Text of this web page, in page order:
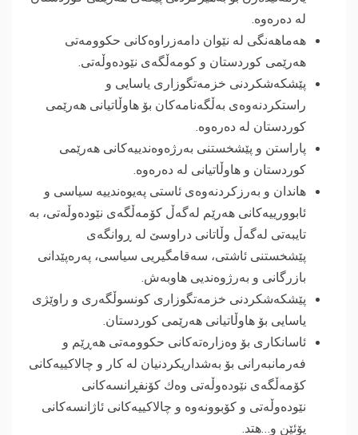
لە دەرەوە.
هەماهەنگى لە نێوان دامەزراوەکانى حکوومەتى
هەرێمى کوردستان و كومەڵگه‌ى نێودەوڵەتى.
پێشکەشکردنى خزمەتگوزارى یاسایى و
راستکردنەوەى بەڵگەنامەکان بۆ هاوڵاتیانى هەرێمى
کوردستان لە دەرەوە.
پاراستن و پێشخستنى بەرژەوەندییەکانى هەرێمى
کوردستان و هاوڵاتیانى لە دەرەوە.
هاندان و بەرزکردنەوەى ئاستى پەیوەندییە سیاسى و
ئابوورییەکانی هه‌رێم لەگەڵ کۆمەڵگه‌ی نێودەوڵەتى، بە
تایبەتى لەگەڵ وڵاتانى دراوسێ لە ڕوانگەى
پێشخستنی ئاشتى، سەقامگیریی سیاسی، پەرەپێدانى
بازرگانی و به‌رژوه‌ندیی هاوبه‌ش.
پێشکەشکردنى خزمەتگوزارى کونسوڵگەرى و راوێژى
یاسایى بۆ هاوڵاتیانى هەرێمى کوردستان.
ئاسانکارى بۆ وەزارەتەکانى حکوومەتى هەڕێم و
فەرمانبەرانى بۆ به‌شداریكردنیان لە كار و چالاکییەکانى
کۆمەڵگه‌ى نێودەوڵەتى وه‌ك كۆنفڕانسه‌كانی
نێوده‌وڵه‌تی و كۆبوونه‌وه‌ و چالاكییه‌كانی ئاژانسه‌كانی
یۆئێن و…هتد.